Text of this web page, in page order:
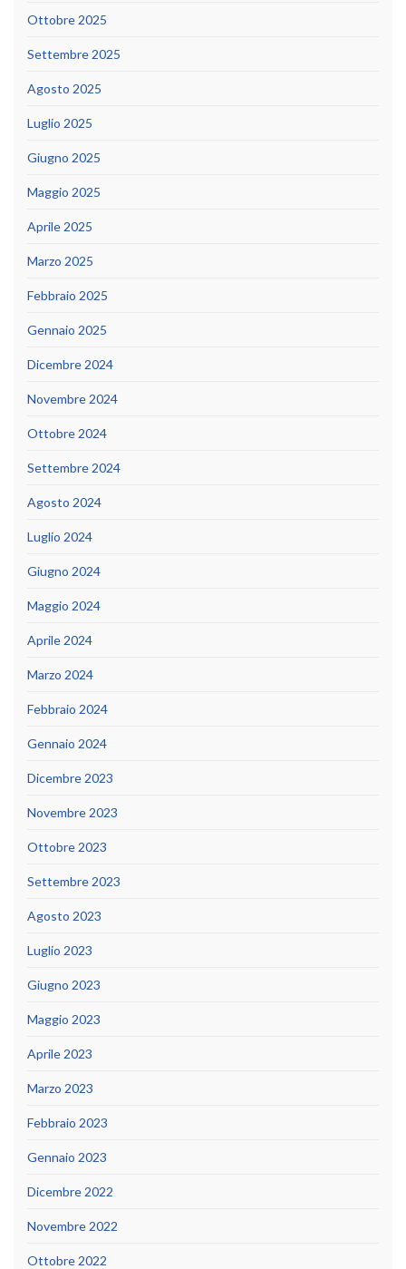
Ottobre 2025
Settembre 2025
Agosto 2025
Luglio 2025
Giugno 2025
Maggio 2025
Aprile 2025
Marzo 2025
Febbraio 2025
Gennaio 2025
Dicembre 2024
Novembre 2024
Ottobre 2024
Settembre 2024
Agosto 2024
Luglio 2024
Giugno 2024
Maggio 2024
Aprile 2024
Marzo 2024
Febbraio 2024
Gennaio 2024
Dicembre 2023
Novembre 2023
Ottobre 2023
Settembre 2023
Agosto 2023
Luglio 2023
Giugno 2023
Maggio 2023
Aprile 2023
Marzo 2023
Febbraio 2023
Gennaio 2023
Dicembre 2022
Novembre 2022
Ottobre 2022